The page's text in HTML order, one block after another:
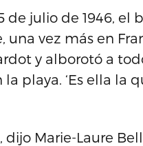
julio de 1946, el
una vez más en
y alborotó a
playa. ‘Es ella la
Marie-Laure